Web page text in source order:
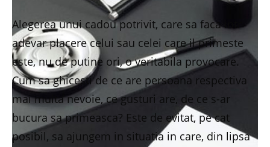
Alegerea unui cadou potrivit, care sa faca intr-
adevar placere celui sau celei care il primeste
este, nu de putine ori, o veritabila provocare.
Cum sa ghicesti de ce are persoana respectiva
mai multa nevoie, ce gusturi are, de ce s-ar
bucura sa primeasca? Este de evitat, pe cat
posibil, sa ajungem in situatia in care, din lipsa